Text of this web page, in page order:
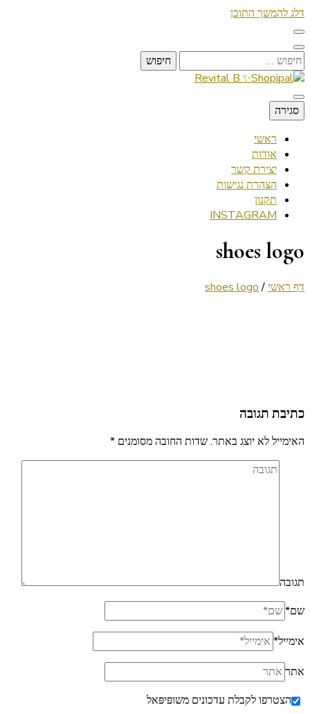
דלג להמשך התוכן
חיפוש:
Revital B.✨Shopipal
Lifestyle ✦ Beauty ✦ Vegan ✦ Travel
סגירה
ראשי
אודות
יצירת קשר
הצהרת נגישות
תקנון
INSTAGRAM
shoes logo
דף ראשי/
shoes logo
כתיבת תגובה
האימייל לא יוצג באתר.שדות החובה מסומנים *
תגובה
שם*
אימייל*
אתר
הצטרפו לקבלת עדכונים משופּיפּאל